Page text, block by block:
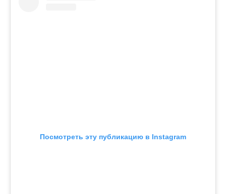
Посмотреть эту публикацию в Instagram